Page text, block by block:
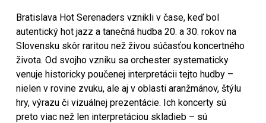
Bratislava Hot Serenaders vznikli v čase, keď bol
autentický hot jazz a tanečná hudba 20. a 30. rokov na
Slovensku skôr raritou než živou súčasťou koncertného
života. Od svojho vzniku sa orchester systematicky
venuje historicky poučenej interpretácii tejto hudby –
nielen v rovine zvuku, ale aj v oblasti aranžmánov, štýlu
hry, výrazu či vizuálnej prezentácie. Ich koncerty sú
preto viac než len interpretáciou skladieb – sú